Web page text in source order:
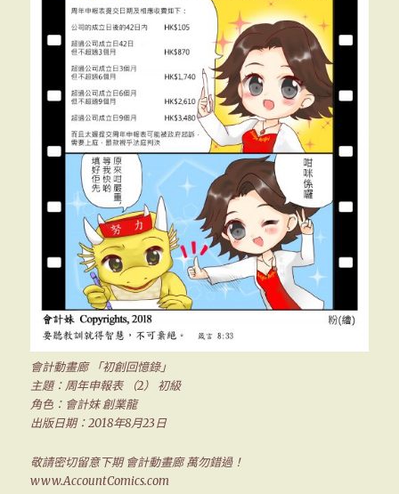
會計動畫廊 「初創回憶錄」
主題：周年申報表 （2） 初級
角色：會計妹 創業龍
出版日期：2018年8月23日
敬請密切留意下期 會計動畫廊 萬勿錯過！
www.AccountComics.com